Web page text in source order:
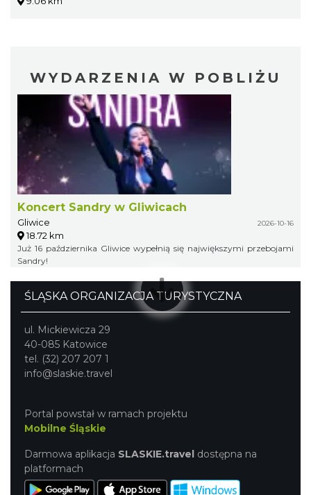
WYDARZENIA W POBLIŻU
Koncert Sandry w Gliwicach
Gliwice 2026-10-16
18.72 km
Już 16 października Gliwice wypełnią się największymi przebojami
Sandry!
ŚLĄSKA ORGANIZACJA TURYSTYCZNA
ul. Mickiewicza 29
40-085 Katowice
tel. (32) 207 207 1
info@slaskie.travel
Portal powstał w ramach projektu
Mobilne Śląskie
Darmowa aplikacja SLASKIE.travel dostępna na
platformach